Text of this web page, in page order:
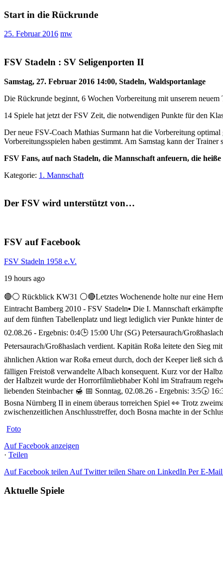
Start in die Rückrunde
25. Februar 2016 mw
FSV Stadeln : SV Seligenporten II
Samstag, 27. Februar 2016 14:00, Stadeln, Waldsportanlage
Die Rückrunde beginnt, 6 Wochen Vorbereitung mit unserem neuem
14 Spiele hat jetzt der FSV Zeit, die notwendigen Punkte für den
Der neue FSV-Coach Mathias Surmann hat die Vorbereitung
Vorbereitungsspielen haben gestimmt. Am Samstag kann der
FSV Fans, auf nach Stadeln, die Mannschaft anfeuern, die heiße
Kategorie: 1. Mannschaft
Der FSV wird unterstützt von…
FSV auf Facebook
FSV Stadeln 1958 e.V.
19 hours ago
🔴⚪ Rückblick KW31 ⚪️🔴Letztes Wochenende holte nur eine
Eintracht Bamberg 2010 - FSV Stadeln▪️ Die I. Mannschaft
auf dem fünften Tabellenplatz und liegt lediglich vier Punkte hinter
02.08.26 - Ergebnis: 0:4🕒 15:00 Uhr (SG) Petersaurach/
Petersaurach/Großhaslach verdient. Kapitän Roßa leitete den Sieg
ähnlichen Aktion war Roßa erneut durch, doch der Keeper ließ sich
fälligen Freistoß verwandelte Albach konsequent. Kurz vor der
der Halbzeit wurde der Horrorfilmliebhaber Kohl im Strafraum
liebenden Steinbacher 🍯 📅 Sonntag, 02.08.26 - Ergebnis: 3:5🕟
Bosna Nürnberg II in einem überaus torreichen Spiel 👀 Trotz
zwischenzeitlichen Anschlusstreffer, doch Bosna machte in der
Foto
Auf Facebook anzeigen
· Teilen
Auf Facebook teilen Auf Twitter teilen Share on LinkedIn Per E-
Aktuelle Spiele